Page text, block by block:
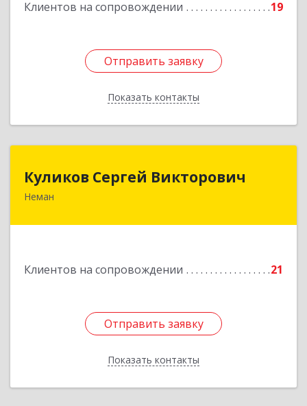
Клиентов на сопровождении 19
Отправить заявку
Показать контакты
Отправить заявку
Назад
Куликов Сергей Викторович
Неман
Клиентов на сопровождении 21
Отправить заявку
Показать контакты
Куликов Сергей Викторович
Отправить заявку
Назад